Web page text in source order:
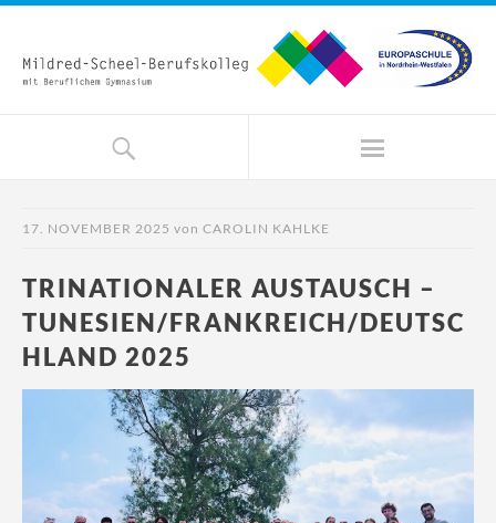
17. NOVEMBER 2025 von CAROLIN KAHLKE
TRINATIONALER AUSTAUSCH –
TUNESIEN/FRANKREICH/DEUTSC
HLAND 2025